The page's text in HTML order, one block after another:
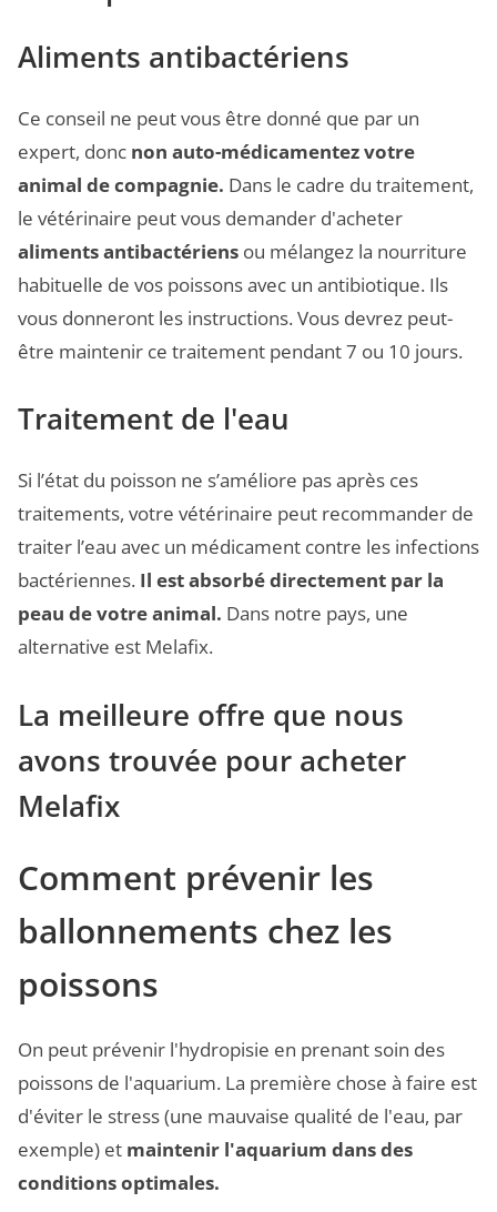
Aliments antibactériens
Ce conseil ne peut vous être donné que par un
expert, donc non auto-médicamentez votre
animal de compagnie. Dans le cadre du traitement,
le vétérinaire peut vous demander d'acheter
aliments antibactériens ou mélangez la nourriture
habituelle de vos poissons avec un antibiotique. Ils
vous donneront les instructions. Vous devrez peut-
être maintenir ce traitement pendant 7 ou 10 jours.
Traitement de l'eau
Si l’état du poisson ne s’améliore pas après ces
traitements, votre vétérinaire peut recommander de
traiter l’eau avec un médicament contre les infections
bactériennes. Il est absorbé directement par la
peau de votre animal. Dans notre pays, une
alternative est Melafix.
La meilleure offre que nous
avons trouvée pour acheter
Melafix
Comment prévenir les
ballonnements chez les
poissons
On peut prévenir l'hydropisie en prenant soin des
poissons de l'aquarium. La première chose à faire est
d'éviter le stress (une mauvaise qualité de l'eau, par
exemple) et maintenir l'aquarium dans des
conditions optimales.